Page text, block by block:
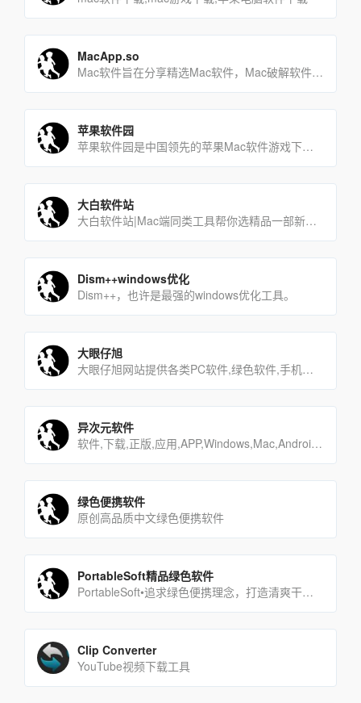
MacApp.so
Mac软件旨在分享精选Mac软件，Mac破解软件、Mac游戏和高清壁纸免费下载。
苹果软件园
苹果软件园是中国领先的苹果Mac软件游戏下载网站，是国内苹果行业的第一品牌，被众多业内人士认为是中国最具发展潜[…]
大白软件站
大白软件站|Mac端同类工具帮你选精品一部新Mac的第一站
Dism++windows优化
Dism++，也许是最强的windows优化工具。
大眼仔旭
大眼仔旭网站提供各类PC软件,绿色软件,手机游戏,安卓APP,汉化软件,软件教程,坚持每天更新大量软件及视频教[…]
异次元软件
软件,下载,正版,应用,APP,Windows,Mac,Android,iOS,iPhone,手机,科技,限时[…]
绿色便携软件
原创高品质中文绿色便携软件
PortableSoft精品绿色软件
PortableSoft•追求绿色便携理念，打造清爽干净系统！
Clip Converter
YouTube视频下载工具